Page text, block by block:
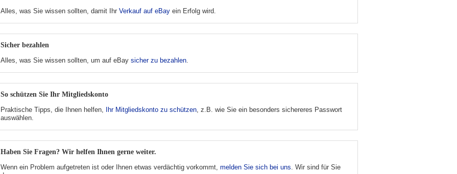
Alles, was Sie wissen sollten, damit Ihr Verkauf auf eBay ein Erfolg wird.
Sicher bezahlen
Alles, was Sie wissen sollten, um auf eBay sicher zu bezahlen.
So schützen Sie Ihr Mitgliedskonto
Praktische Tipps, die Ihnen helfen,
Ihr Mitgliedskonto zu schützen, z.B. wie Sie ein besonders sichereres Passwort
auswählen.
Haben Sie Fragen? Wir helfen Ihnen gerne weiter.
Wenn ein Problem aufgetreten ist oder Ihnen etwas verdächtig vorkommt, melden Sie sich bei uns. Wir sind für Sie